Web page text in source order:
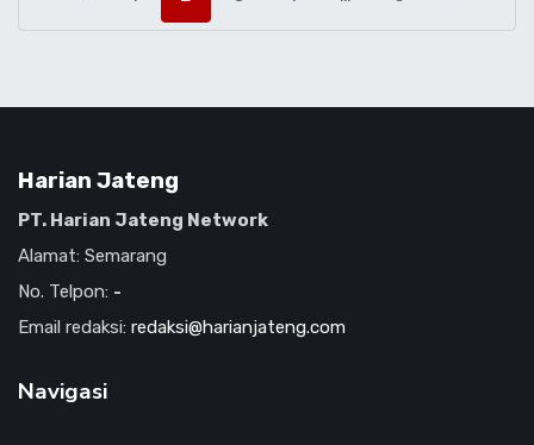
Harian Jateng
PT. Harian Jateng Network
Alamat: Semarang
No. Telpon: -
Email redaksi: redaksi@harianjateng.com
Navigasi